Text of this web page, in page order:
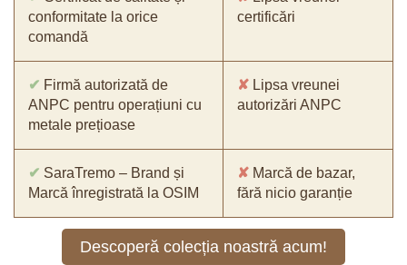
conformitate la orice
comandă
certificări
✔ Firmă autorizată de
ANPC pentru operațiuni cu
metale prețioase
✘ Lipsa vreunei
autorizări ANPC
✔ SaraTremo – Brand și
Marcă înregistrată la OSIM
✘ Marcă de bazar,
fără nicio garanție
Descoperă colecția noastră acum!